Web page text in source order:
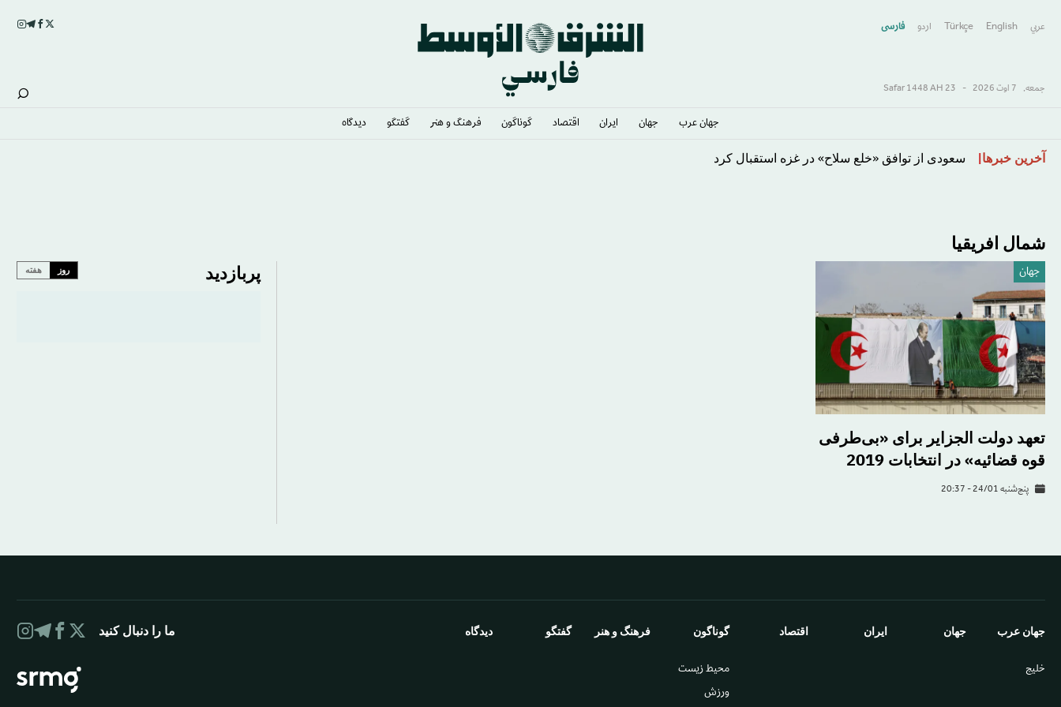
عربي English
Türkçe اردو فارسى
جمعه, 7 اوت 2026 -
23 Safar 1448 AH
جهان عرب جهان ایران اقتصاد گوناگون فرهنگ و هنر گفتگو دیدگاه
رفتنآخرین خبرها سعودی از توافق «خلع سلاح» در غزه استقبال کرد
شمال افريقيا
جهان
​تعهد دولت الجزایر برای «بی‌طرفی
قوه قضائیه» در انتخابات 2019
پنج‌شنبه 24/01 - 20:37
پربازدید روز هفته
جهان عرب
خليج
جهان ایران اقتصاد گوناگون
محيط زيست
ورزش
فرهنگ و هنر گفتگو دیدگاه ما را دنبال کنید